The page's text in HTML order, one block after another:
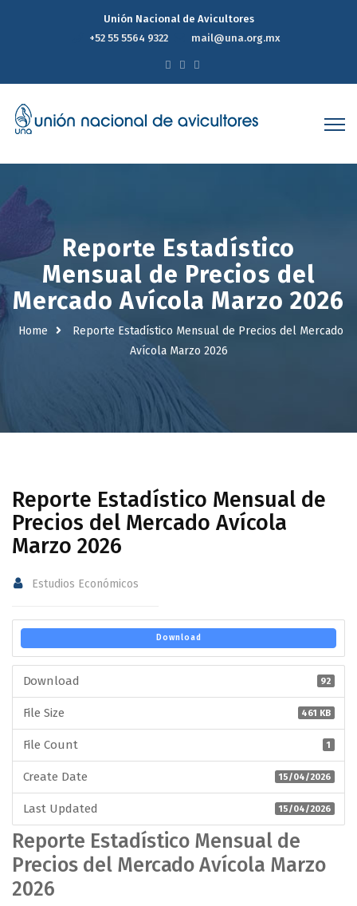
Unión Nacional de Avicultores
+52 55 5564 9322
mail@una.org.mx
Reporte Estadístico
Mensual de Precios del
Mercado Avícola Marzo 2026
Home
Reporte Estadístico Mensual de Precios del Mercado
Avícola Marzo 2026
Reporte Estadístico Mensual de
Precios del Mercado Avícola
Marzo 2026
Estudios Económicos
Download
Download 92
File Size 461 KB
File Count 1
Create Date 15/04/2026
Last Updated 15/04/2026
Reporte Estadístico Mensual de
Precios del Mercado Avícola Marzo
2026